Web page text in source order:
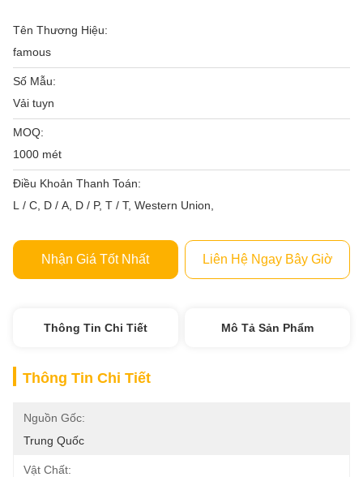
Tên Thương Hiệu:
famous
Số Mẫu:
Vải tuyn
MOQ:
1000 mét
Điều Khoản Thanh Toán:
L / C, D / A, D / P, T / T, Western Union,
Nhận Giá Tốt Nhất Liên Hệ Ngay Bây Giờ
Thông Tin Chi Tiết Mô Tả Sản Phẩm
Thông Tin Chi Tiết
Nguồn Gốc:
Trung Quốc
Vật Chất: